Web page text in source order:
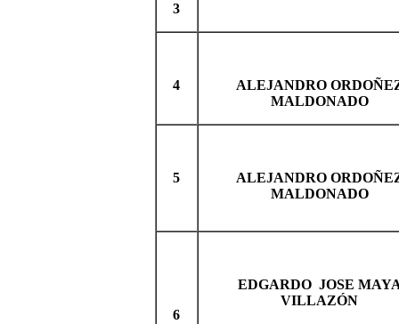
3
4
ALEJANDRO
MALDONADO
5
ALEJANDRO
MALDONADO
6
EDGARDO JOSE
VILLAZÓN